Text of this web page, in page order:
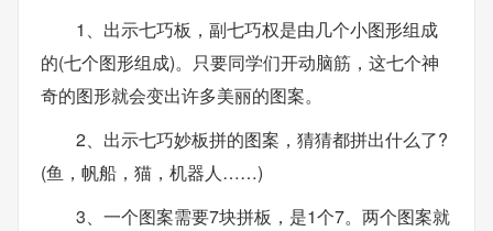
1、出示七巧板，副七巧权是由几个小图形组成
的(七个图形组成)。只要同学们开动脑筋，这七个神
奇的图形就会变出许多美丽的图案。
2、出示七巧妙板拼的图案，猜猜都拼出什么了?
(鱼，帆船，猫，机器人……)
3、一个图案需要7块拼板，是1个7。两个图案就